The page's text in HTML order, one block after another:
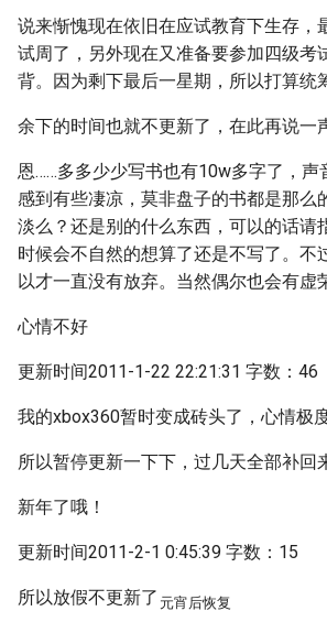
说来惭愧现在依旧在应试教育下生存，
试周了，另外现在又准备要参加四级考
背。因为剩下最后一星期，所以打算统
余下的时间也就不更新了，在此再说一
恩……多多少少写书也有10w多字了，声
感到有些凄凉，莫非盘子的书都是那么
淡么？还是别的什么东西，可以的话请
时候会不自然的想算了还是不写了。不
以才一直没有放弃。当然偶尔也会有虚
心情不好
更新时间2011-1-22 22:21:31 字数：46
我的xbox360暂时变成砖头了，心情极
所以暂停更新一下下，过几天全部补回
新年了哦！
更新时间2011-2-1 0:45:39 字数：15
所以放假不更新了 元宵后恢复